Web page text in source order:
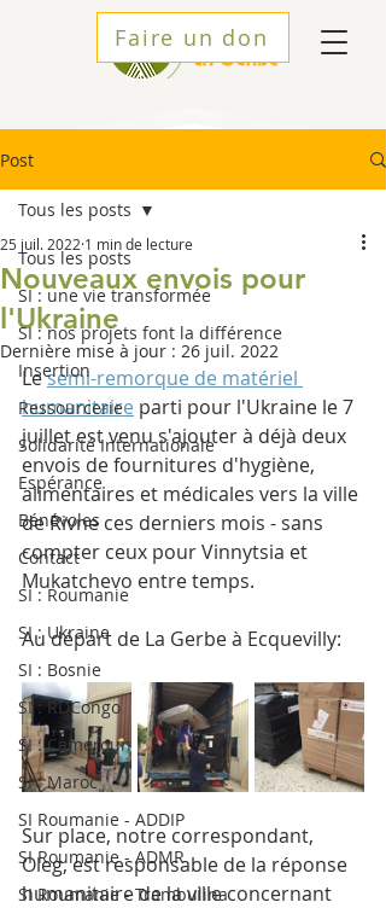
Faire un don
Post
Tous les posts
SI : une vie transformée
SI : nos projets font la différence
Insertion
Ressourcerie
Solidarité Internationale
Espérance
Bénévoles
Contact
SI : Roumanie
SI : Ukraine
SI : Bosnie
SI : RDCongo
SI : Cameroun
SI : Maroc
SI Roumanie - ADDIP
SI Roumanie - ADMR
SI Roumanie - Trambulina
Tous les posts
Nouveaux envois pour
l'Ukraine
25 juil. 2022 1 min de lecture
Dernière mise à jour : 26 juil. 2022
Le semi-remorque de matériel
humanitaire parti pour l'Ukraine le 7
juillet est venu s'ajouter à déjà deux
envois de fournitures d'hygiène,
alimentaires et médicales vers la ville
de Rivne ces derniers mois - sans
compter ceux pour Vinnytsia et
Mukatchevo entre temps.
Au départ de La Gerbe à Ecquevilly:
Sur place, notre correspondant,
Oleg, est responsable de la réponse
humanitaire de la ville concernant